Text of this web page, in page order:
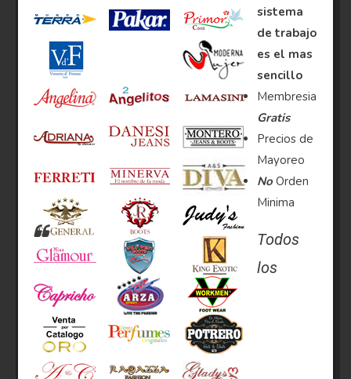
sistema
de trabajo
es el mas
sencillo
Membresia
Gratis
Precios de
Mayoreo
No Orden
Minima
Todos
los